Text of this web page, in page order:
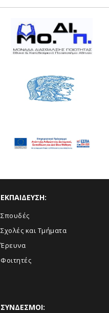
ΕΚΠΑΙΔΕΥΣΗ:
Σπουδές
Σχολές και Τμήματα
Έρευνα
Φοιτητές
ΣΥΝΔΕΣΜΟΙ: